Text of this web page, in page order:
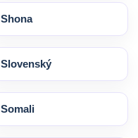
Shona
Slovenský
Somali